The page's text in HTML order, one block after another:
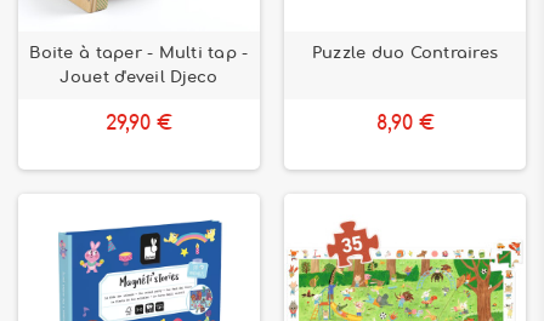
Boite à taper - Multi tap -
Jouet d'eveil Djeco
29,90 €
Puzzle duo Contraires
8,90 €